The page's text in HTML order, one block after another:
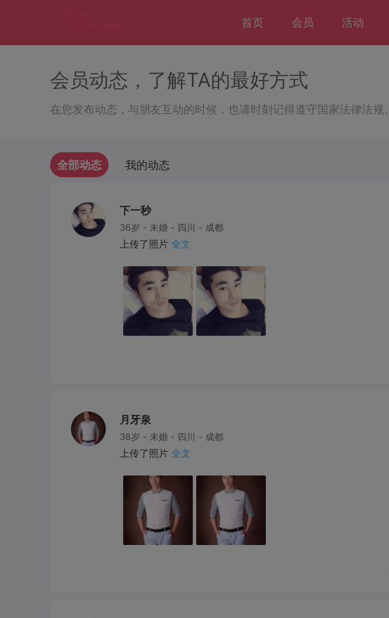
首页 会员 活动
会员动态，了解TA的最好方式
在您发布动态，与朋友互动的时候，也请时刻记得遵守国家法律法规。
全部动态 我的动态
下一秒
36岁 - 未婚 - 四川 - 成都
上传了照片 全文
月牙泉
38岁 - 未婚 - 四川 - 成都
上传了照片 全文